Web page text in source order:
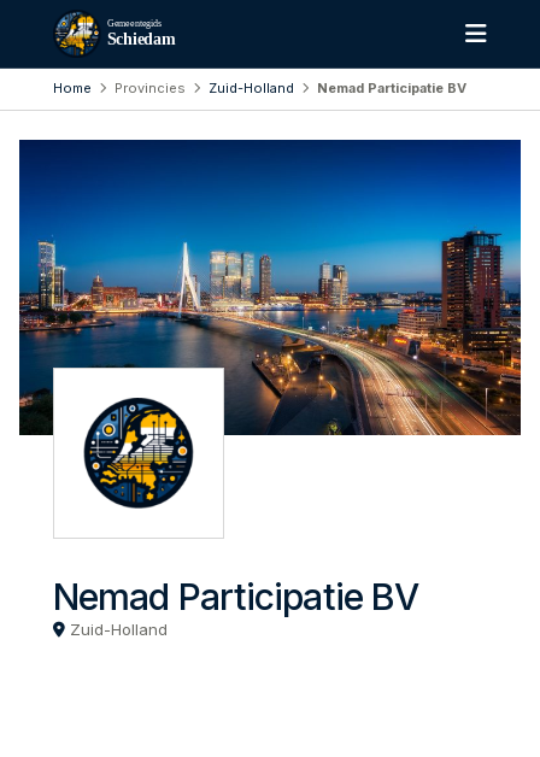
Gemeentegids
Schiedam
Home Provincies Zuid-Holland Nemad Participatie BV
Nemad Participatie BV
Zuid-Holland